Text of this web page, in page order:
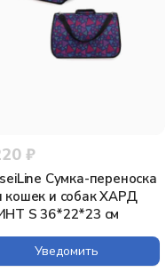
₽
Сумка-переноска
кошек и собак ХАРД
S 36*22*23 см
Уведомить